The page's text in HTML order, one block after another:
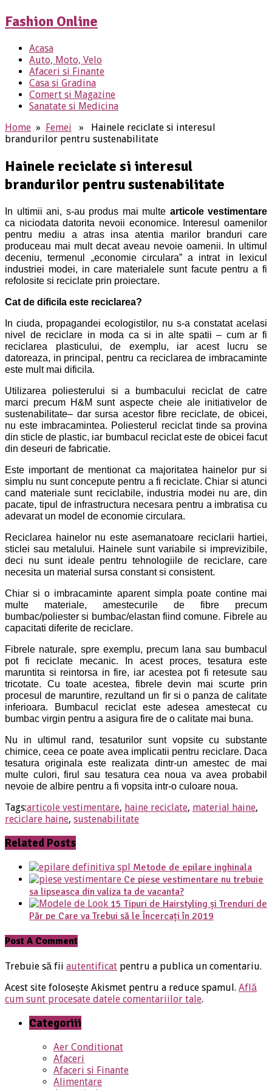
Fashion Online
Acasa
Auto, Moto, Velo
Afaceri si Finante
Casa si Gradina
Comert si Magazine
Sanatate si Medicina
Home » Femei » Hainele reciclate si interesul
brandurilor pentru sustenabilitate
Hainele reciclate si interesul
brandurilor pentru sustenabilitate
In ultimii ani, s-au produs mai multe articole vestimentare
ca niciodata datorita nevoii economice. Interesul oamenilor
pentru mediu a atras insa atentia marilor branduri care
produceau mai mult decat aveau nevoie oamenii. In ultimul
deceniu, termenul „economie circulara” a intrat in lexicul
industriei modei, in care materialele sunt facute pentru a fi
refolosite si reciclate prin proiectare.
Cat de dificila este reciclarea?
In ciuda, propagandei ecologistilor, nu s-a constatat acelasi
nivel de reciclare in moda ca si in alte spatii – cum ar fi
reciclarea plasticului, de exemplu, iar acest lucru se
datoreaza, in principal, pentru ca reciclarea de imbracaminte
este mult mai dificila.
Utilizarea poliesterului si a bumbacului reciclat de catre
marci precum H&M sunt aspecte cheie ale initiativelor de
sustenabilitate– dar sursa acestor fibre reciclate, de obicei,
nu este imbracamintea. Poliesterul reciclat tinde sa provina
din sticle de plastic, iar bumbacul reciclat este de obicei facut
din deseuri de fabricatie.
Este important de mentionat ca majoritatea hainelor pur si
simplu nu sunt concepute pentru a fi reciclate. Chiar si atunci
cand materiale sunt reciclabile, industria modei nu are, din
pacate, tipul de infrastructura necesara pentru a imbratisa cu
adevarat un model de economie circulara.
Reciclarea hainelor nu este asemanatoare reciclarii hartiei,
sticlei sau metalului. Hainele sunt variabile si imprevizibile,
deci nu sunt ideale pentru tehnologiile de reciclare, care
necesita un material sursa constant si consistent.
Chiar si o imbracaminte aparent simpla poate contine mai
multe materiale, amestecurile de fibre precum
bumbac/poliester si bumbac/elastan fiind comune. Fibrele au
capacitati diferite de reciclare.
Fibrele naturale, spre exemplu, precum lana sau bumbacul
pot fi reciclate mecanic. In acest proces, tesatura este
maruntita si reintorsa in fire, iar acestea pot fi retesute sau
tricotate.
Cu toate acestea, fibrele devin mai scurte prin
procesul de maruntire, rezultand un fir si o panza de calitate
inferioara. Bumbacul reciclat este adesea amestecat cu
bumbac virgin pentru a asigura fire de o calitate mai buna.
Nu in ultimul rand, tesaturilor sunt vopsite cu substante
chimice, ceea ce poate avea implicatii pentru reciclare. Daca
tesatura originala este realizata dintr-un amestec de mai
multe culori, firul sau tesatura cea noua va avea probabil
nevoie de albire pentru a fi vopsita intr-o culoare noua.
Tags:articole vestimentare, haine reciclate, material haine,
reciclare haine, sustenabilitate
Related Posts
Metode de epilare inghinala
Ce piese vestimentare nu trebuie
sa lipseasca din valiza ta de vacanta?
15 Tipuri de Hairstyling și Trenduri de
Păr pe Care va Trebui să le Încercați în 2019
Post A Comment
Trebuie să fii autentificat pentru a publica un comentariu.
Acest site folosește Akismet pentru a reduce spamul. Află
cum sunt procesate datele comentariilor tale.
Categoriii
Aer Conditionat
Afaceri
Afaceri si Finante
Alimentare